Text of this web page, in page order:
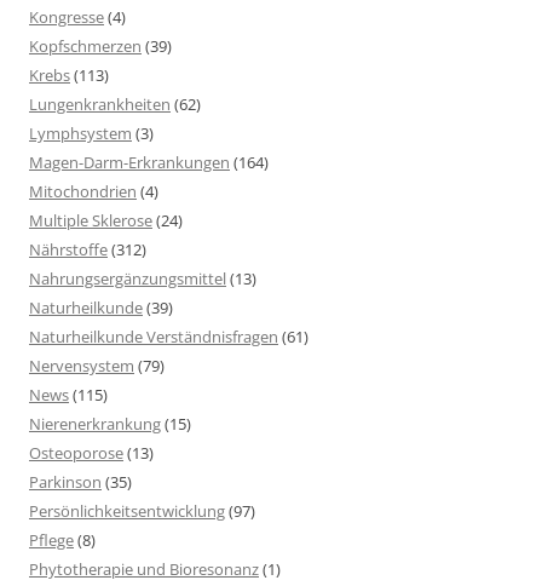
Kongresse(4)
Kopfschmerzen (39)
Krebs(113)
Lungenkrankheiten (62)
Lymphsystem (3)
Magen-Darm-Erkrankungen (164)
Mitochondrien (4)
Multiple Sklerose(24)
Nährstoffe(312)
Nahrungsergänzungsmittel(13)
Naturheilkunde(39)
Naturheilkunde Verständnisfragen (61)
Nervensystem (79)
News(115)
Nierenerkrankung(15)
Osteoporose(13)
Parkinson (35)
Persönlichkeitsentwicklung(97)
Pflege(8)
Phytotherapie und Bioresonanz(1)